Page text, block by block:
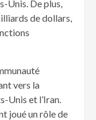
Unis. De plus,
de dollars,
vers la
Unis et l’Iran.
joué un rôle de